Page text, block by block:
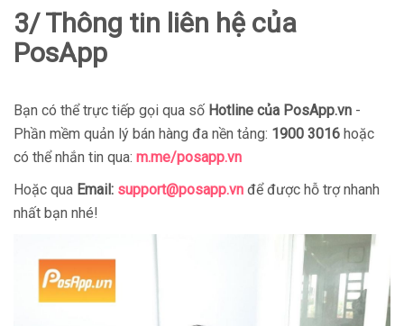
3/ Thông tin liên hệ của
PosApp
Bạn có thể trực tiếp gọi qua số Hotline của PosApp.vn -
Phần mềm quản lý bán hàng đa nền tảng: 1900 3016 hoặc
có thể nhắn tin qua: m.me/posapp.vn
Hoặc qua Email: support@posapp.vn để được hỗ trợ nhanh
nhất bạn nhé!